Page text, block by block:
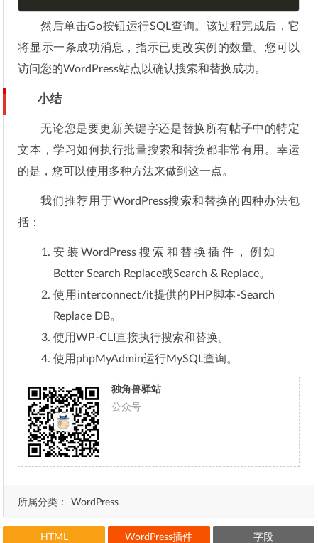
所属分类： WordPress
然后单击Go按钮运行SQL查询。该过程完成后，它
将显示一条成功消息，指示已更改实例的数量。您可以
访问您的WordPress站点以确认搜索和替换成功。
小结
无论您是要更新关键字还是替换所有帖子中的特定
文本，学习如何执行批量搜索和替换都非常有用。幸运
的是，您可以使用多种方法来做到这一点。
我们推荐用于WordPress搜索和替换的四种办法包
括：
安装WordPress搜索和替换插件，例如
Better Search Replace或Search & Replace。
使用interconnect/it提供的PHP脚本-Search
Replace DB。
使用WP-CLI直接执行搜索和替换。
使用phpMyAdmin运行MySQL查询。
独角兽驿站
公众号
HTML WordPress插件 字段